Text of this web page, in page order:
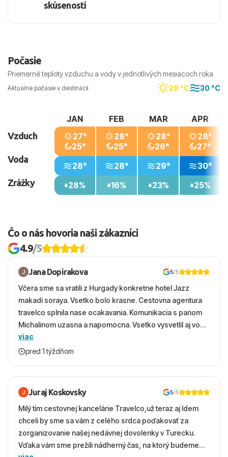
skúseností
Počasie
Priemerné teploty vzduchu a vody v jednotlivých mesiacoch roka
Aktuálne počasie v destinácii 28 °C 30 °C
Vzduch
Voda
Zrážky
JAN
27°
25°
28°
28%
FEB
28°
25°
28°
16%
MAR
28°
26°
29°
23%
APR
28°
27°
30°
25%
Čo o nás hovoria naši zákazníci
4.9/5
Jana Dopirakova 5/5
Včera sme sa vratili z Hurgady konkretne hotel Jazz
makadi soraya. Vsetko bolo krasne. Cestovna agentura
travelco splnila nase ocakavania. Komunikacia s panom
Michalinom uzasna a napomocna. Vsetko vysvetlil aj vo
vecernych hodinach zaco sa ospravedlnujem. Hotel
krasny, cisty. Sluzby top. Strava, prostredie, more,
viac
pred 1 týždňom
Juraj Koskovsky 5/5
Milý tím cestovnej kancelárie Travelco,už teraz aj Idem
chceli by sme sa vám z celého srdca poďakovať za
zorganizovanie našej nedávnej dovolenky v Turecku.
Vďaka vám sme prežili nádherný čas, na ktorý budeme